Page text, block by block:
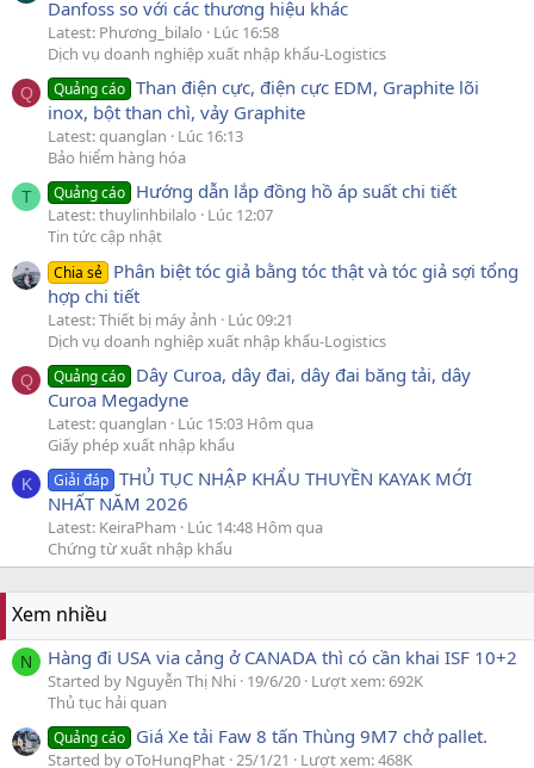
Danfoss so với các thương hiệu khác
Latest: Phương_bilalo
Lúc 16:58
Dịch vụ doanh nghiệp xuất nhập khẩu-Logistics
Q Quảng cáo Than điện cực, điện cực EDM, Graphite lõi
inox, bột than chì, vảy Graphite
Latest: quanglan
Lúc 16:13
Bảo hiểm hàng hóa
T Quảng cáo Hướng dẫn lắp đồng hồ áp suất chi tiết
Latest: thuylinhbilalo
Lúc 12:07
Tin tức cập nhật
Chia sẻ Phân biệt tóc giả bằng tóc thật và tóc giả sợi tổng
hợp chi tiết
Latest: Thiết bị máy ảnh
Lúc 09:21
Dịch vụ doanh nghiệp xuất nhập khẩu-Logistics
Q Quảng cáo Dây Curoa, dây đai, dây đai băng tải, dây
Curoa Megadyne
Latest: quanglan
Lúc 15:03 Hôm qua
Giấy phép xuất nhập khẩu
K Giải đáp THỦ TỤC NHẬP KHẨU THUYỀN KAYAK MỚI
NHẤT NĂM 2026
Latest: KeiraPham
Lúc 14:48 Hôm qua
Chứng từ xuất nhập khẩu
Xem nhiều
N Hàng đi USA via cảng ở CANADA thì có cần khai ISF 10+2
Started by Nguyễn Thị Nhi 19/6/20 Lượt xem: 692K
Thủ tục hải quan
Quảng cáo Giá Xe tải Faw 8 tấn Thùng 9M7 chở pallet.
Started by oToHungPhat 25/1/21
Lượt xem: 468K